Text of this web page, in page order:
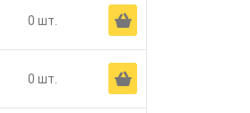
0 шт. Ä
0 шт. Ä